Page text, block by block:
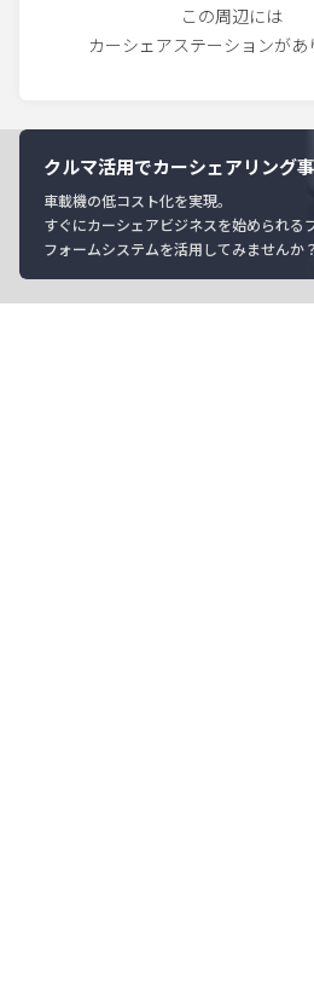
この周辺には
カーシェアステーションがあ
クルマ活用でカーシェアリング
車載機の低コスト化を実現。
すぐにカーシェアビジネスを始められる
フォームシステムを活用してみませんか？